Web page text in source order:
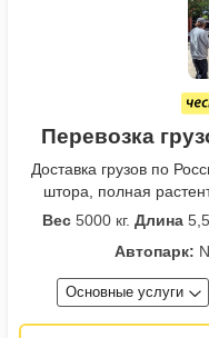
Перевозка
Доставка грузов по
штора, полная
Вес 5000 кг. Длина
Автопарк:
Основные услуги